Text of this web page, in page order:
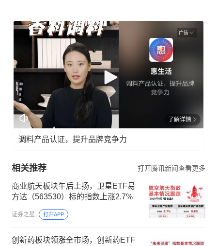
广告
了解详情
调料产品认证，提升品牌竞争力
相关推荐 打开腾讯新闻查看更多
商业航天板块午后上扬，卫星ETF易
方达（563530）标的指数上涨2.7%
证券之星 打开APP
创新药板块领涨全市场，创新药ETF